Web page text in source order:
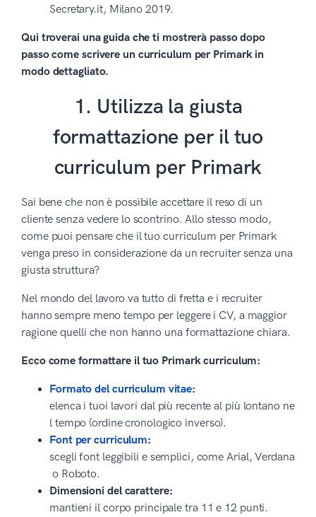
Secretary.it, Milano 2019.
Qui troverai una guida che ti mostrerà passo dopo
passo come scrivere un curriculum per Primark in
modo dettagliato.
1. Utilizza la giusta
formattazione per il tuo
curriculum per Primark
Sai bene che non è possibile accettare il reso di un
cliente senza vedere lo scontrino. Allo stesso modo,
come puoi pensare che il tuo curriculum per Primark
venga preso in considerazione da un recruiter senza una
giusta struttura?
Nel mondo del lavoro va tutto di fretta e i recruiter
hanno sempre meno tempo per leggere i CV, a maggior
ragione quelli che non hanno una formattazione chiara.
Ecco come formattare il tuo Primark curriculum:
Formato del curriculum vitae:
elenca i tuoi lavori dal più recente al più lontano ne
l tempo (ordine cronologico inverso).
Font per curriculum:
scegli font leggibili e semplici, come Arial, Verdana
o Roboto.
Dimensioni del carattere:
mantieni il corpo principale tra 11 e 12 punti.